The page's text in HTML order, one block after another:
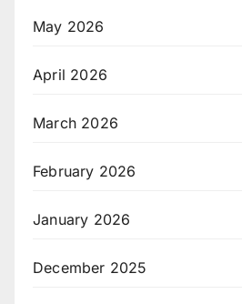
May 2026
April 2026
March 2026
February 2026
January 2026
December 2025